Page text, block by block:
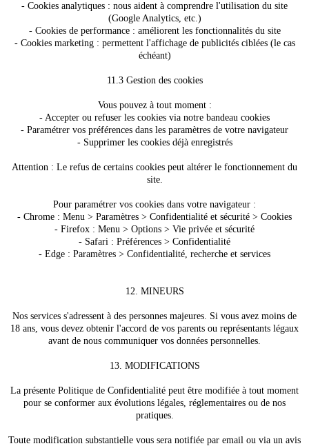
- Cookies analytiques : nous aident à comprendre l'utilisation du site
(Google Analytics, etc.)
- Cookies de performance : améliorent les fonctionnalités du site
- Cookies marketing : permettent l'affichage de publicités ciblées (le cas
échéant)
11.3 Gestion des cookies
Vous pouvez à tout moment :
- Accepter ou refuser les cookies via notre bandeau cookies
- Paramétrer vos préférences dans les paramètres de votre navigateur
- Supprimer les cookies déjà enregistrés
Attention : Le refus de certains cookies peut altérer le fonctionnement du
site.
Pour paramétrer vos cookies dans votre navigateur :
- Chrome : Menu > Paramètres > Confidentialité et sécurité > Cookies
- Firefox : Menu > Options > Vie privée et sécurité
- Safari : Préférences > Confidentialité
- Edge : Paramètres > Confidentialité, recherche et services
12. MINEURS
Nos services s'adressent à des personnes majeures. Si vous avez moins de
18 ans, vous devez obtenir l'accord de vos parents ou représentants légaux
avant de nous communiquer vos données personnelles.
13. MODIFICATIONS
La présente Politique de Confidentialité peut être modifiée à tout moment
pour se conformer aux évolutions légales, réglementaires ou de nos
pratiques.
Toute modification substantielle vous sera notifiée par email ou via un avis